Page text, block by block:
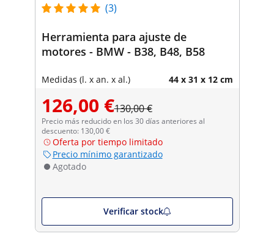
(3)
Herramienta para ajuste de
motores - BMW - B38, B48, B58
Medidas (l. x an. x al.) 44 x 31 x 12 cm
126,00 €130,00 €
Precio más reducido en los 30 días anteriores al
descuento: 130,00 €
Oferta por tiempo limitado
Precio mínimo garantizado
Agotado
Verificar stock